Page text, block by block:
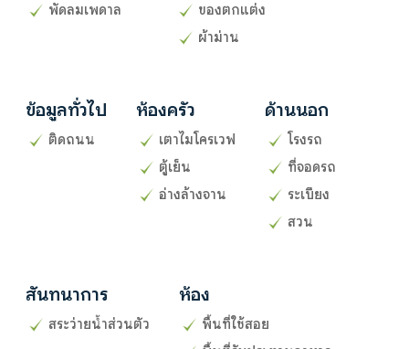
พัดลมเพดาล
ของตกแต่ง
ผ้าม่าน
ข้อมูลทั่วไป
ติดถนน
ห้องครัว
เตาไมโครเวฟ
ตู้เย็น
อ่างล้างจาน
ด้านนอก
โรงรถ
ที่จอดรถ
ระเบียง
สวน
สันทนาการ
สระว่ายน้ำส่วนตัว
ห้อง
พื้นที่ใช้สอย